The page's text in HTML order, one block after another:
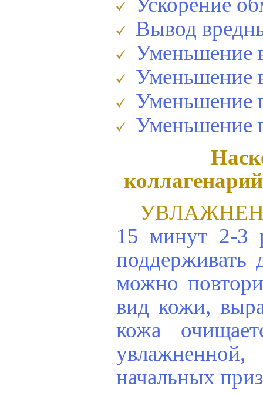
Вывод
Уменьшение
Уменьшение
Уменьшение
Уменьшение
15 минут 2-3
поддерживать
можно
вид кожи,
кожа
начальных